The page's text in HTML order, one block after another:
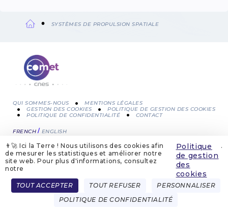
👨‍🚀 Ici la Terre ! Nous utilisons des cookies afin
de mesurer les statistiques et améliorer notre
site web. Pour plus d'informations, consultez
notre
Politique
de gestion
des
cookies
.
TOUT ACCEPTER TOUT REFUSER
PERSONNALISER
POLITIQUE DE CONFIDENTIALITÉ
d'Ariane
SYSTÈMES DE PROPULSION SPATIALE
Menu
Pied
de
page
QUI SOMMES-NOUS
MENTIONS LÉGALES
GESTION DES COOKIES
POLITIQUE DE GESTION DES COOKIES
POLITIQUE DE CONFIDENTIALITÉ
CONTACT
FRENCH ENGLISH